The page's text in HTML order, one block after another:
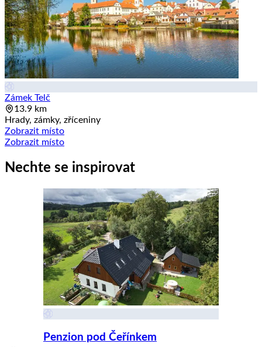
Zámek Telč
13.9 km
Hrady, zámky, zříceniny
Zobrazit místo
Zobrazit místo
Nechte se inspirovat
Penzion pod Čeřínkem